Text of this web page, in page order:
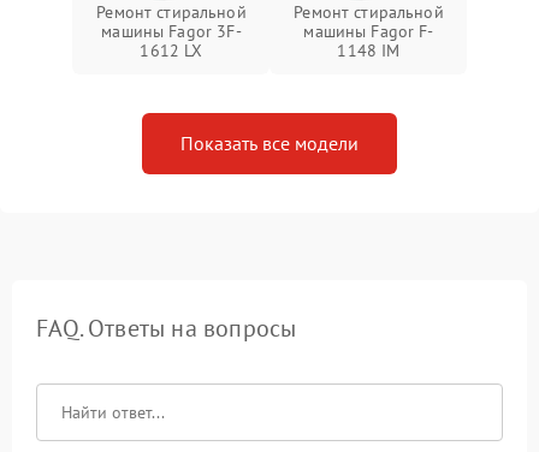
Ремонт стиральной
машины Fagor 3F-
1612 LX
Ремонт стиральной
машины Fagor F-
1148 IM
Показать все модели
FAQ. Ответы на вопросы